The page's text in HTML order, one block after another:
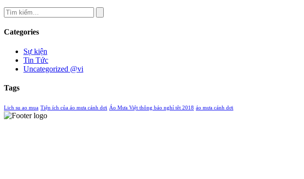
Categories
Sự kiện
Tin Tức
Uncategorized @vi
Tags
Lich su ao mua Tiện ích của áo mưa cánh dơi Áo Mưa Việt thông báo nghỉ têt 2018 áo mưa cánh dơi